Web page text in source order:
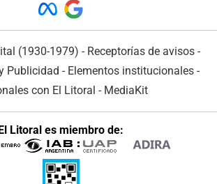
(1930-1979) - Receptorías de avisos -
Publicidad - Elementos institucionales -
con El Litoral - MediaKit
Litoral es miembro de: